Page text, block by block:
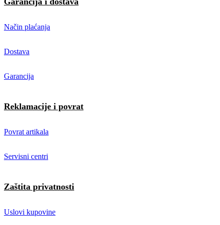
Način plaćanja
Dostava
Garancija
Reklamacije i povrat
Povrat artikala
Servisni centri
Zaštita privatnosti
Uslovi kupovine